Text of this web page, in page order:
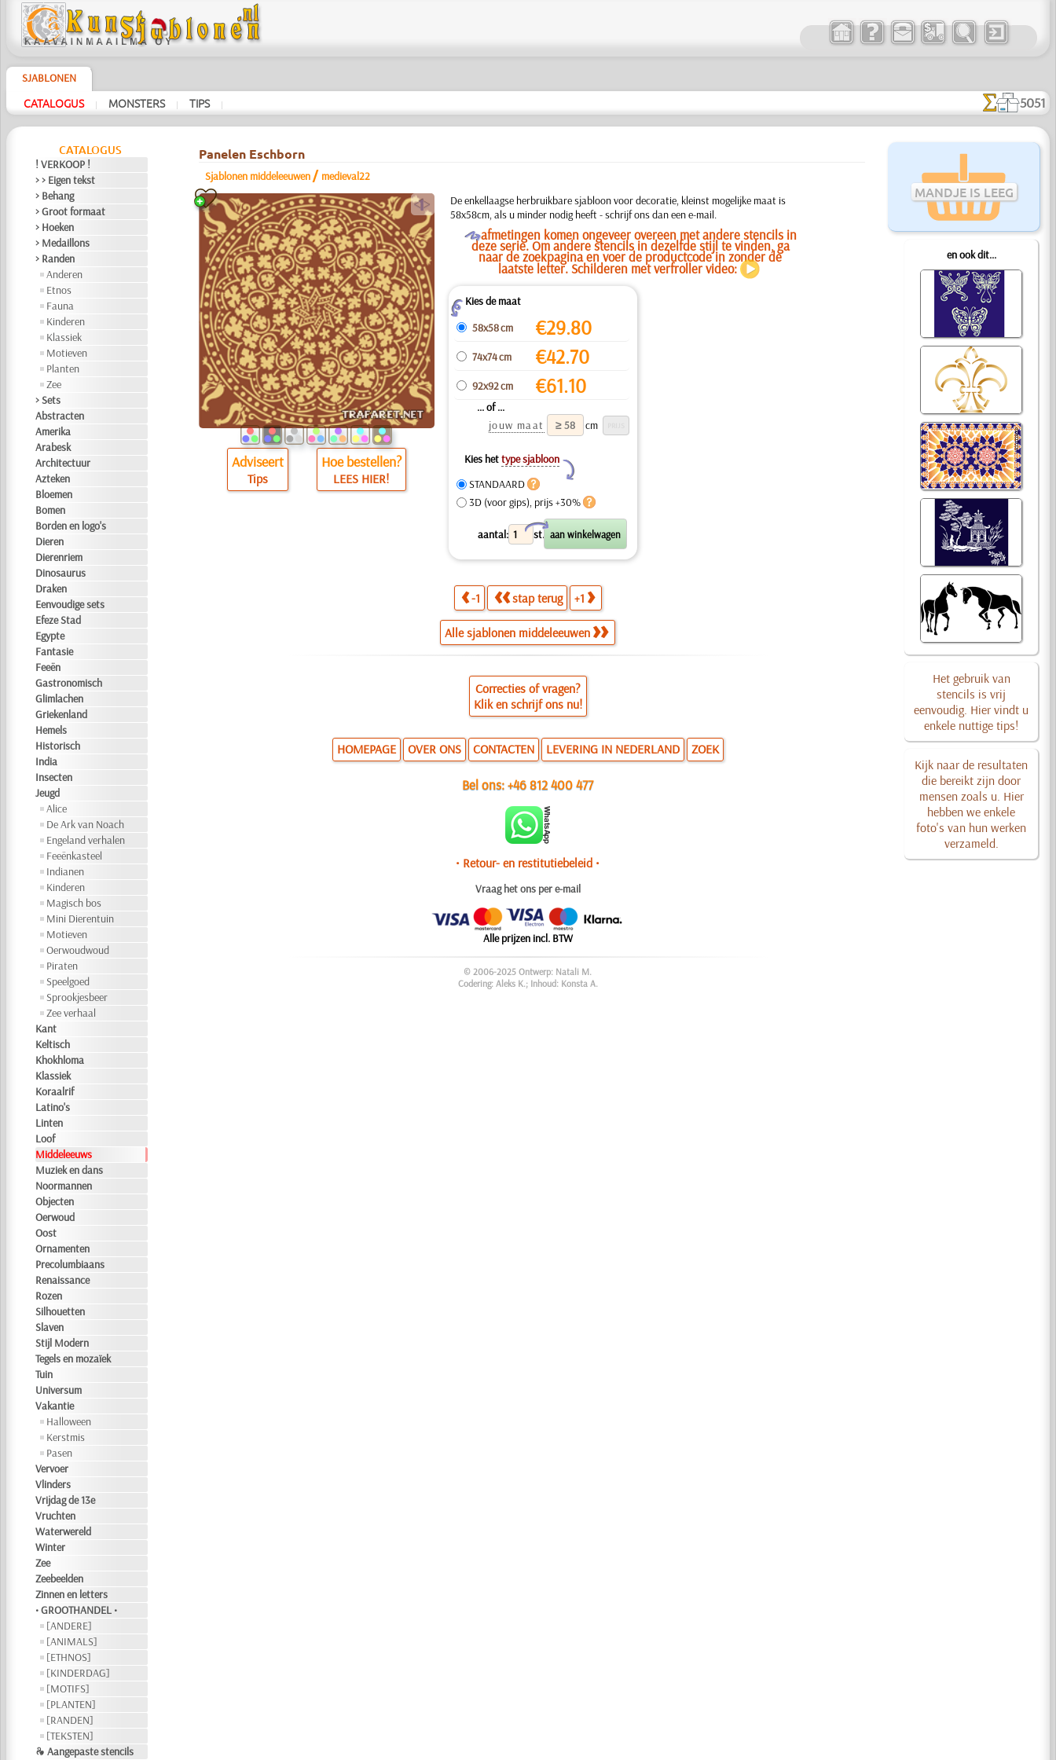
SJABLONEN
CATALOGUS | MONSTERS | TIPS | 5051
CATALOGUS
! VERKOOP !
> > Eigen tekst
> Behang
> Groot formaat
> Hoeken
> Medaillons
> Randen
Anderen
Etnos
Fauna
Kinderen
Klassiek
Motieven
Planten
Zee
> Sets
Abstracten
Amerika
Arabesk
Architectuur
Azteken
Bloemen
Bomen
Borden en logo's
Dieren
Dierenriem
Dinosaurus
Draken
Eenvoudige sets
Efeze Stad
Egypte
Fantasie
Feeën
Gastronomisch
Glimlachen
Griekenland
Hemels
Historisch
India
Insecten
Jeugd
Alice
De Ark van Noach
Engeland verhalen
Feeënkasteel
Indianen
Kinderen
Magisch bos
Mini Dierentuin
Motieven
Oerwoudwoud
Piraten
Speelgoed
Sprookjesbeer
Zee verhaal
Kant
Keltisch
Khokhloma
Klassiek
Koraalrif
Latino's
Linten
Loof
Middeleeuws
Muziek en dans
Noormannen
Objecten
Oerwoud
Oost
Ornamenten
Precolumbiaans
Renaissance
Rozen
Silhouetten
Slaven
Stijl Modern
Tegels en mozaïek
Tuin
Universum
Vakantie
Halloween
Kerstmis
Pasen
Vervoer
Vlinders
Vrijdag de 13e
Vruchten
Waterwereld
Winter
Zee
Zeebeelden
Zinnen en letters
• GROOTHANDEL •
[ANDERE]
[ANIMALS]
[ETHNOS]
[KINDERDAG]
[MOTIFS]
[PLANTEN]
[RANDEN]
[TEKSTEN]
❧ Aangepaste stencils
MANDJE IS LEEG
en ook dit...
Het gebruik van
stencils is vrij
eenvoudig. Hier vindt u
enkele nuttige tips!
Kijk naar de resultaten
die bereikt zijn door
mensen zoals u. Hier
hebben we enkele
foto's van hun werken
verzameld.
Panelen Eschborn
Sjablonen middeleeuwen / medieval22
a
Adviseert
Tips
Hoe bestellen?
LEES HIER!
De enkellaagse herbruikbare sjabloon voor decoratie, kleinst mogelijke maat is
58x58cm, als u minder nodig heeft - schrijf ons dan een e-mail.
Oafmetingen komen ongeveer overeen met andere stencils in
deze serie. Om andere stencils in dezelfde stijl te vinden, ga
naar de zoekpagina en voer de productcode in zonder de
laatste letter. Schilderen met verfroller video:
ZKies de maat
58x58 cm
€29.80
74x74 cm €42.70
92x92 cm €61.10
... of ...
jouw maat
cm
Kies hettype sjabloon
Y
STANDAARD
3D (voor gips), prijs +30%
aantal: st.
X
-1 stap terug +1
Alle sjablonen middeleeuwen
Correcties of vragen?
Klik en schrijf ons nu!
HOMEPAGE OVER ONS CONTACTEN LEVERING IN NEDERLAND ZOEK
Bel ons:+46 812 400 477
• Retour- en restitutiebeleid •
Vraag het ons per e-mail
Alle prijzen incl. BTW
© 2006-2025 Ontwerp: Natali M.
Codering: Aleks K.; Inhoud: Konsta A.